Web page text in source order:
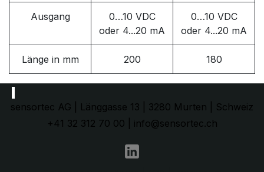
Ausgang
0…10 VDC
oder 4...20 mA
0…10 VDC
oder 4...20 mA
Länge in mm 200 180
sensortec AG | Länggasse 13 | 3280 Murten | Schweiz
+41 32 312 70 00 | info@sensortec.ch